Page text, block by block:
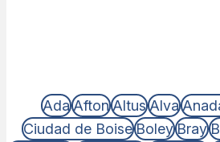
AdaAftonAltusAlva
Ciudad de BoiseBoleyBray